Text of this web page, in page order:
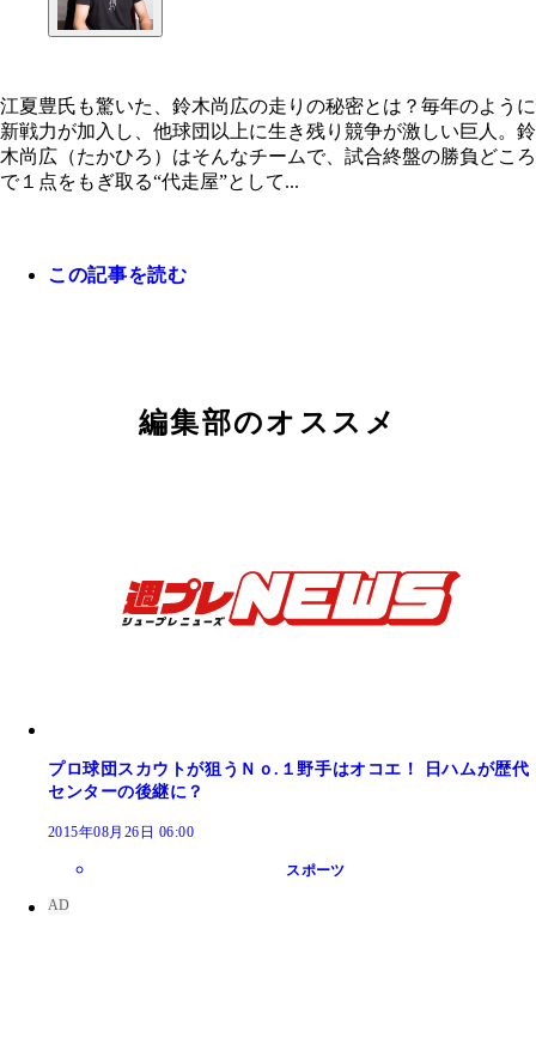
江夏豊氏も驚いた、鈴木尚広の走りの秘密とは？毎年のように
新戦力が加入し、他球団以上に生き残り競争が激しい巨人。鈴
木尚広（たかひろ）はそんなチームで、試合終盤の勝負どころ
で１点をもぎ取る“代走屋”として...
この記事を読む
編集部のオススメ
プロ球団スカウトが狙うＮｏ.１野手はオコエ！ 日ハムが歴代
センターの後継に？
2015年08月26日 06:00
スポーツ